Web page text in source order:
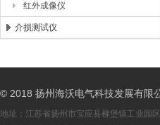
红外成像仪
介损测试仪
© 2018 扬州海沃电气科技发展有限
地址：江苏省扬州市宝应县柳堡镇工业园区